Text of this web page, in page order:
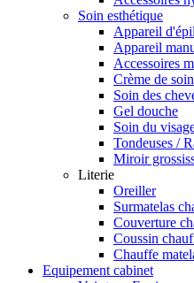
Soin esthétique
Appareil
Appareil
Accessoires
Crème de soin
Soin des
Gel douche
Soin du
Tondeuses /
Miroir
Literie
Oreiller
Surmatelas
Couverture
Coussin
Chauffe
Equipement cabinet